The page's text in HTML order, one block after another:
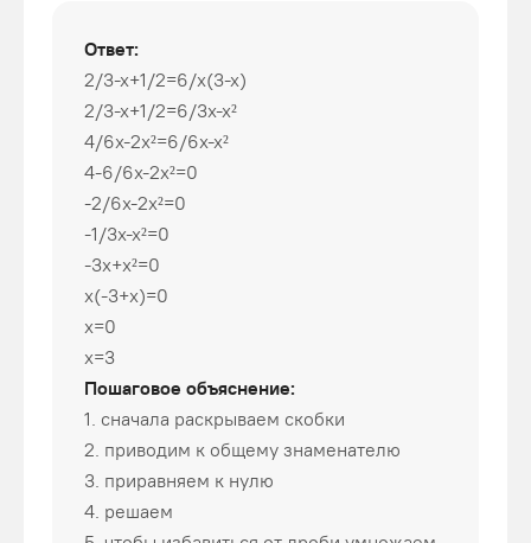
Ответ:
2/3-x+1/2=6/x(3-x)
2/3-x+1/2=6/3x-x²
4/6x-2x²=6/6x-x²
4-6/6x-2x²=0
-2/6x-2x²=0
-1/3x-x²=0
-3x+x²=0
x(-3+x)=0
x=0
x=3
Пошаговое объяснение:
1. сначала раскрываем скобки
2. приводим к общему знаменателю
3. приравняем к нулю
4. решаем